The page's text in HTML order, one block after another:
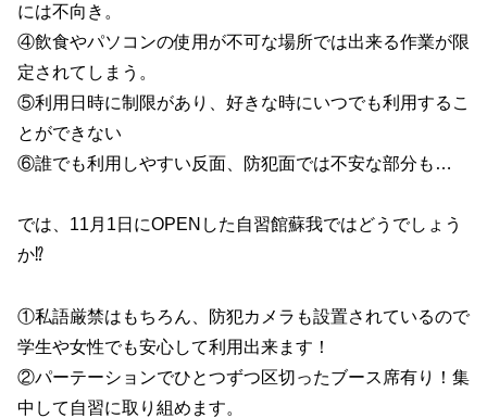
には不向き。
④飲食やパソコンの使用が不可な場所では出来る作業が限
定されてしまう。
⑤利用日時に制限があり、好きな時にいつでも利用するこ
とができない
⑥誰でも利用しやすい反面、防犯面では不安な部分も…
では、11月1日にOPENした自習館蘇我ではどうでしょう
か⁉︎
①私語厳禁はもちろん、防犯カメラも設置されているので
学生や女性でも安心して利用出来ます！
②パーテーションでひとつずつ区切ったブース席有り！集
中して自習に取り組めます。